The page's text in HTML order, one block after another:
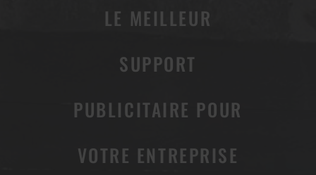
LE MEILLEUR
SUPPORT
PUBLICITAIRE POUR
VOTRE ENTREPRISE